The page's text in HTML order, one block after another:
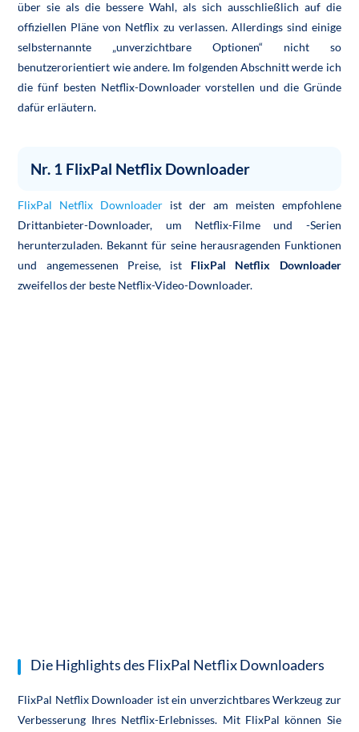
über sie als die bessere Wahl, als sich ausschließlich auf die
offiziellen Pläne von Netflix zu verlassen. Allerdings sind einige
selbsternannte „unverzichtbare Optionen“ nicht so
benutzerorientiert wie andere. Im folgenden Abschnitt werde ich
die fünf besten Netflix-Downloader vorstellen und die Gründe
dafür erläutern.
Nr. 1 FlixPal Netflix Downloader
FlixPal Netflix Downloader ist der am meisten empfohlene
Drittanbieter-Downloader, um Netflix-Filme und -Serien
herunterzuladen. Bekannt für seine herausragenden Funktionen
und angemessenen Preise, ist FlixPal Netflix Downloader
zweifellos der beste Netflix-Video-Downloader.
Die Highlights des FlixPal Netflix Downloaders
FlixPal Netflix Downloader ist ein unverzichtbares Werkzeug zur
Verbesserung Ihres Netflix-Erlebnisses. Mit FlixPal können Sie